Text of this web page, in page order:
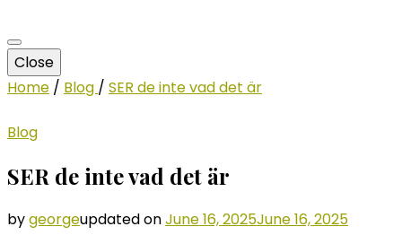
Close
Home / Blog / SER de inte vad det är
Blog
SER de inte vad det är
bygeorgeupdated onJune 16, 2025June 16, 2025